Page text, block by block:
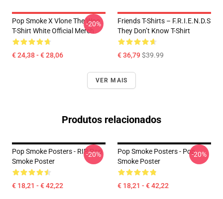
Pop Smoke X Vlone The Woo
T-Shirt White Official Merch
€ 24,38 - € 28,06
-20%
Friends T-Shirts – F.R.I.E.N.D.S
They Don’t Know T-Shirt
€ 36,79$39.99
VER MAIS
Produtos relacionados
Pop Smoke Posters - RIP Pop
Smoke Poster
€ 18,21 - € 42,22
-20%
Pop Smoke Posters - Pop
Smoke Poster
€ 18,21 - € 42,22
-20%